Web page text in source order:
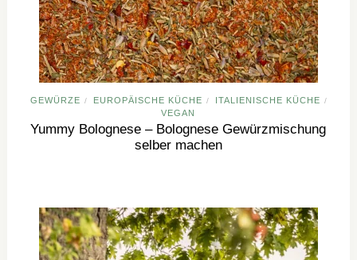
GEWÜRZE / EUROPÄISCHE KÜCHE / ITALIENISCHE KÜCHE /
VEGAN
Yummy Bolognese – Bolognese Gewürzmischung
selber machen